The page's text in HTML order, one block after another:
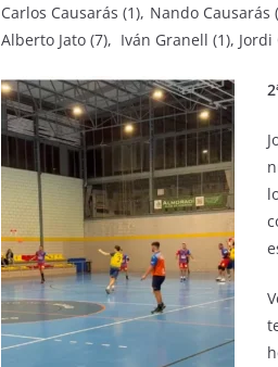
Carlos Causarás (1), Nando
Alberto Jato (7), Iván Granell (1),